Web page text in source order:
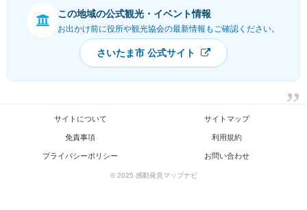
この地域の公式観光・イベント情報
お出かけ前に役所や観光協会の最新情報もご確認ください。
さいたま市 公式サイト
サイトについて サイトマップ
免責事項 利用規約
プライバシーポリシー お問い合わせ
© 2025 感動発見マップナビ